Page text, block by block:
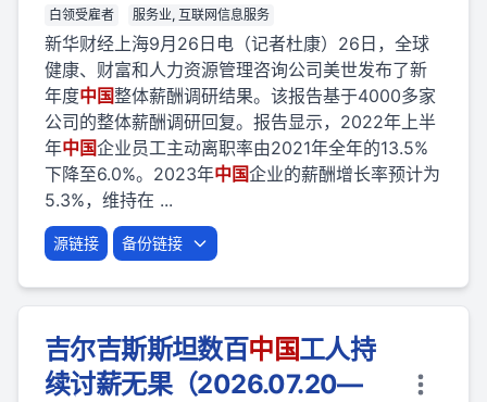
白领受雇者
服务业, 互联网信息服务
新华财经上海9月26日电（记者杜康）26日，全球
健康、财富和人力资源管理咨询公司美世发布了新
年度中国整体薪酬调研结果。该报告基于4000多家
公司的整体薪酬调研回复。报告显示，2022年上半
年中国企业员工主动离职率由2021年全年的13.5%
下降至6.0%。2023年中国企业的薪酬增长率预计为
5.3%，维持在 ...
源链接 备份链接
吉尔吉斯斯坦数百中国工人持
续讨薪无果（2026.07.20—